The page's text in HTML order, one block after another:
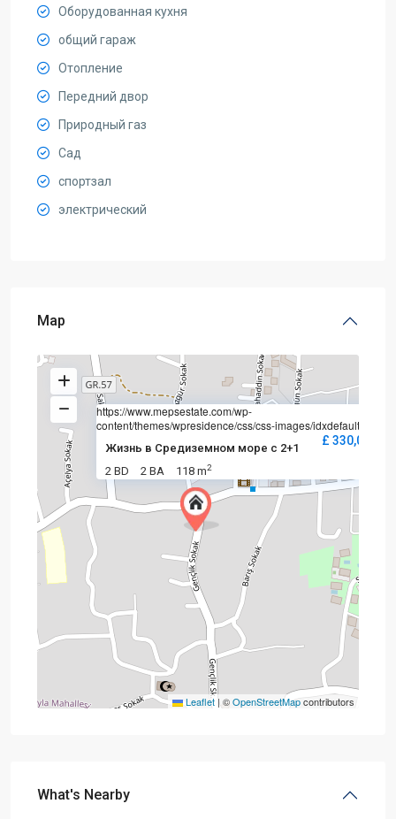
Оборудованная кухня
общий гараж
Отопление
Передний двор
Природный газ
Сад
спортзал
электрический
Map
https://www.mepsestate.com/wp-
content/themes/wpresidence/css/css-images/idxdefault.jpg
Жизнь в Средиземном море с 2+1
£ 330,000
2 BD 2 BA 118 m2
Leaflet | ©OpenStreetMapcontributors
What's Nearby